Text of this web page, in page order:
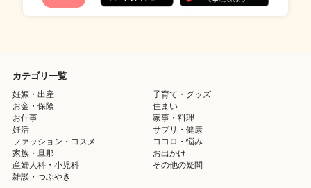
カテゴリ一覧
妊娠・出産
子育て・グッズ
お金・保険
住まい
お仕事
家事・料理
妊活
サプリ・健康
ファッション・コスメ
ココロ・悩み
家族・旦那
お出かけ
産婦人科・小児科
その他の疑問
雑談・つぶやき